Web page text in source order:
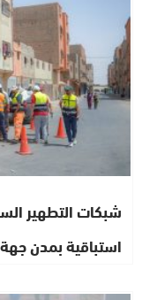
شبكات التطهير
استباقية بمدن